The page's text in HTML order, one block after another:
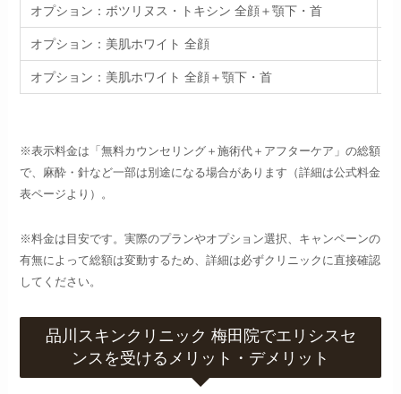
オプション：ボツリヌス・トキシン 全顔＋顎下・首
オプション：美肌ホワイト 全顔
オプション：美肌ホワイト 全顔＋顎下・首
※表示料金は「無料カウンセリング＋施術代＋アフターケア」の総額
で、麻酔・針など一部は別途になる場合があります（詳細は公式料金
表ページより）。
※料金は目安です。実際のプランやオプション選択、キャンペーンの
有無によって総額は変動するため、詳細は必ずクリニックに直接確認
してください。
品川スキンクリニック 梅田院でエリシスセ
ンスを受けるメリット・デメリット